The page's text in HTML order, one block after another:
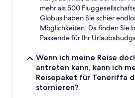
mehr als 500
Globus haben Sie schier
Möglichkeiten. Da finden Sie
Passende für Ihr
Wenn ich meine Reise
antreten kann, kann ich
Reisepaket für Teneriffa
stornieren?